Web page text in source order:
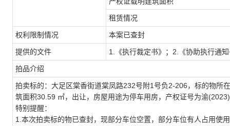
租赁情况
权利限制情况 本案已查封
提供的文件 1.《执行裁定书》；2.《协助执行通
拍品介绍
拍卖标的： 大足区棠香街道棠凤路232号附1号负2-206，标的物所
筑面积30.59 ㎡，出让，房屋用途为停车用房，产权证号为渝
特别提醒：
1. 本次拍卖标的物已查封，现部分车位空置，部分车位有人占用使